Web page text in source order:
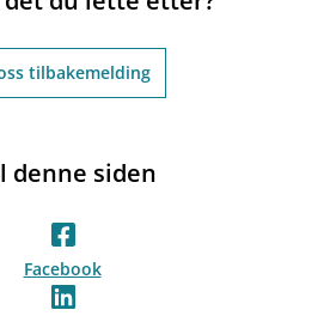
tilbakemelding
denne siden
Facebook